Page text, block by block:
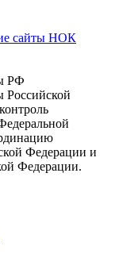
сайты НОК
РФ
Российской
Федерации и
Федерации.